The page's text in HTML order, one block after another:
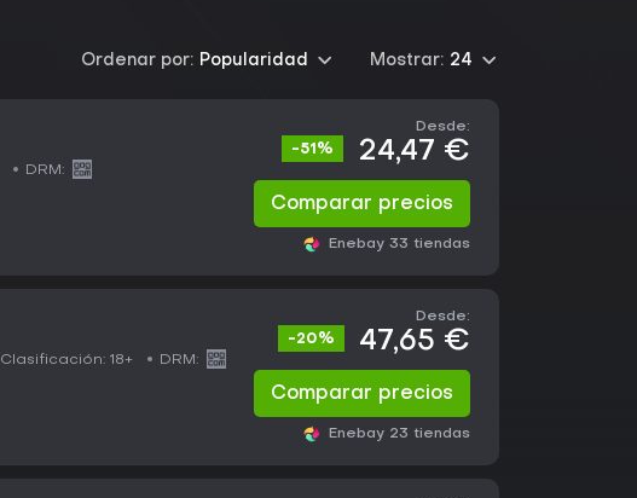
Ordenar por: Popularidad Mostrar: 24
DRM:
-51%
Desde:
24,47 €
Comparar precios
Enebay 33 tiendas
Clasificación: 18+ DRM:
-20%
Desde:
47,65 €
Comparar precios
Enebay 23 tiendas